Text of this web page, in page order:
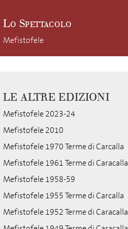
Lo Spettacolo
Mefistofele
LE ALTRE EDIZIONI
Mefistofele 2023-24
Mefistofele 2010
Mefistofele 1970 Terme di Carcalla
Mefistofele 1961 Terme di Caracalla
Mefistofele 1958-59
Mefistofele 1955 Terme di Carcalla
Mefistofele 1952 Terme di Caracalla